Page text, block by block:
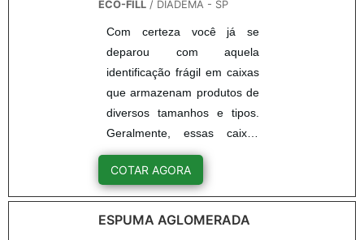
ECO-FILL / DIADEMA - SP
Com certeza você já se
deparou com aquela
identificação frágil em caixas
que armazenam produtos de
diversos tamanhos e tipos.
Geralmente, essas caixas
contêm flocos de
preenchimento para proteção
do conteúdo que tem como
característica ser um produto
COTAR AGORA
ESPUMA AGLOMERADA